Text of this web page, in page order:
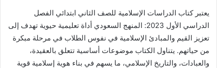
يعتبر كتاب الدراسات الإسلامية للصف الثاني ابتدائي الفصل
الدراسي الأول 2023: المنهج السعودي أداة تعليمية حيوية تهدف إلى
تعزيز القيم والمبادئ الإسلامية في نفوس الطلاب في مرحلة مبكرة
من حياتهم. يتناول الكتاب موضوعات أساسية تتعلق بالعقيدة،
والعبادات، والتاريخ الإسلامي، ما يسهم في بناء هوية إسلامية قوية